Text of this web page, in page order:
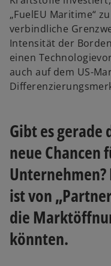
„FuelEU Maritime“
verbindliche
Intensität der
einen
auch auf dem US-
Gibt es gerade
neue Chancen
ist von
die
könnten.